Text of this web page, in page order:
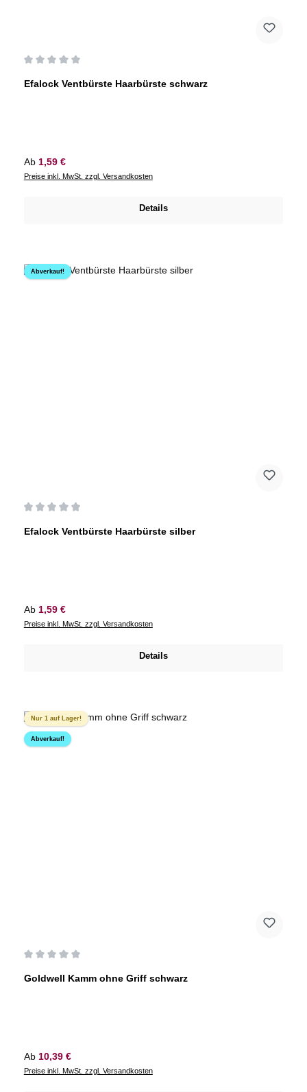
Efalock Ventbürste Haarbürste schwarz
Regulärer Preis:
Ab 1,59 €
Preise inkl. MwSt. zzgl. Versandkosten
Details
Abverkauf!
Efalock Ventbürste Haarbürste silber
Regulärer Preis:
Ab 1,59 €
Preise inkl. MwSt. zzgl. Versandkosten
Details
Nur 1 auf Lager!
Abverkauf!
Goldwell Kamm ohne Griff schwarz
Regulärer Preis:
Ab 10,39 €
Preise inkl. MwSt. zzgl. Versandkosten